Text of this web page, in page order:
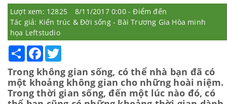
Lượt xem: 12825
8/11/2017 0:00 - Điểm đến
Tác giả: Kiến trúc & Đời sống - Bài Trương Gia Hòa minh
họa Leftstudio
Share Facebook
Trong không gian sống, có thể nhà bạn đã có
một khoảng không gian cho những hoài niệm.
Trong thời gian sống, đến một lúc nào đó, có